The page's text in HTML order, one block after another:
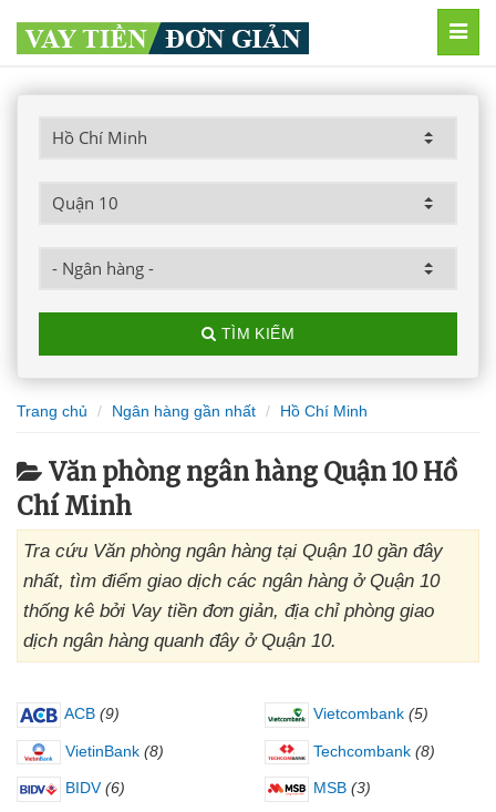
TÌM KIẾM
Trang chủ Ngân hàng gần nhất Hồ Chí Minh
Văn phòng ngân hàng Quận 10 Hồ
Chí Minh
Tra cứu Văn phòng ngân hàng tại Quận 10 gần đây
nhất, tìm điểm giao dịch các ngân hàng ở Quận 10
thống kê bởi Vay tiền đơn giản, địa chỉ phòng giao
dịch ngân hàng quanh đây ở Quận 10.
ACB (9) Vietcombank (5)
VietinBank (8) Techcombank (8)
BIDV (6) MSB (3)